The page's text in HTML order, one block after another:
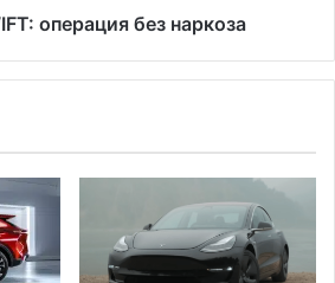
операция без наркоза